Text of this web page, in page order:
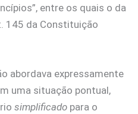
entre os quais o da
145 da Constituição
abordava expressamente
uma situação pontual,
simplificado para o